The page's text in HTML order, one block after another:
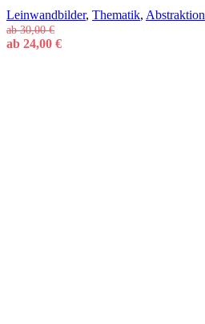
Leinwandbilder, Thematik, Abstraktion
ab30,00€
ab 24,00 €